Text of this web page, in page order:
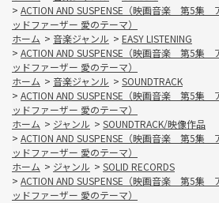
> ACTION AND SUSPENSE（映画音楽 第5集
ッドファーザー 愛のテーマ）
ホーム > 音楽ジャンル > EASY LISTENING
> ACTION AND SUSPENSE（映画音楽 第5集
ッドファーザー 愛のテーマ）
ホーム > 音楽ジャンル > SOUNDTRACK
> ACTION AND SUSPENSE（映画音楽 第5集
ッドファーザー 愛のテーマ）
ホーム > ジャンル > SOUNDTRACK/映像作品
> ACTION AND SUSPENSE（映画音楽 第5集
ッドファーザー 愛のテーマ）
ホーム > ジャンル > SOLID RECORDS
> ACTION AND SUSPENSE（映画音楽 第5集
ッドファーザー 愛のテーマ）